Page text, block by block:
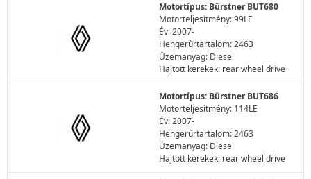
Motortípus: Bürstner BUT680
Motorteljesítmény: 99LE
Év: 2007-
Hengerűrtartalom: 2463
Üzemanyag: Diesel
Hajtott kerekek: rear wheel drive
Motortípus: Bürstner BUT686
Motorteljesítmény: 114LE
Év: 2007-
Hengerűrtartalom: 2463
Üzemanyag: Diesel
Hajtott kerekek: rear wheel drive